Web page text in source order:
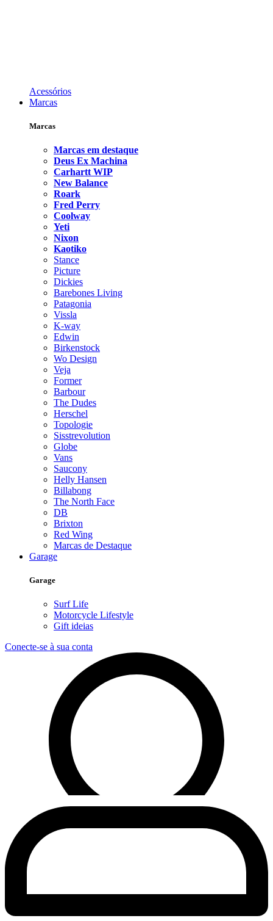
Acessórios
Marcas
Marcas
Marcas em destaque
Deus Ex Machina
Carhartt WIP
New Balance
Roark
Fred Perry
Coolway
Yeti
Nixon
Kaotiko
Stance
Picture
Dickies
Barebones Living
Patagonia
Vissla
K-way
Edwin
Birkenstock
Wo Design
Veja
Former
Barbour
The Dudes
Herschel
Topologie
Sisstrevolution
Globe
Vans
Saucony
Helly Hansen
Billabong
The North Face
DB
Brixton
Red Wing
Marcas de Destaque
Garage
Garage
Surf Life
Motorcycle Lifestyle
Gift ideias
Conecte-se à sua conta